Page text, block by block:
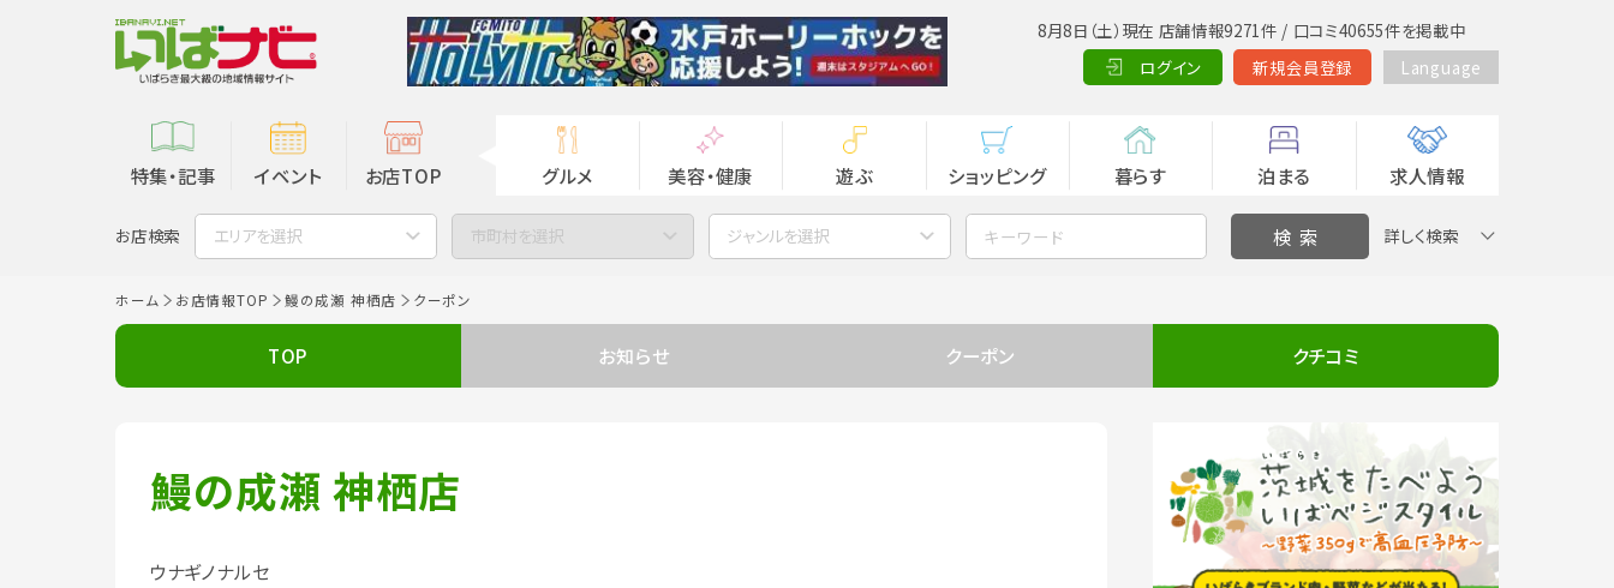
8月8日（土）現在 店舗情報9271件 / 口コミ40655件を掲載中
ログイン
新規会員登録 Language
特集・記事 イベント お店TOP グルメ 美容・健康 遊ぶ ショッピング 暮らす 泊まる 求人情報
お店検索 エリアを選択 市町村を選択 ジャンルを選択 詳しく検索
ホーム お店情報TOP 鰻の成瀬 神栖店 クーポン
TOP お知らせ クーポン クチコミ
鰻の成瀬 神栖店
ウナギノナルセ